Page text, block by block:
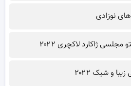
نوزادی
ژاکارد لاکچری ۲۰۲۲